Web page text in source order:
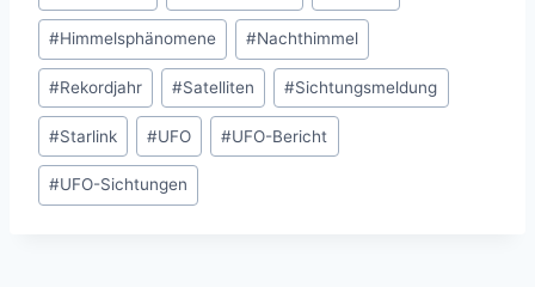
#Himmelsphänomene #Nachthimmel
#Rekordjahr #Satelliten #Sichtungsmeldung
#Starlink #UFO #UFO-Bericht
#UFO-Sichtungen